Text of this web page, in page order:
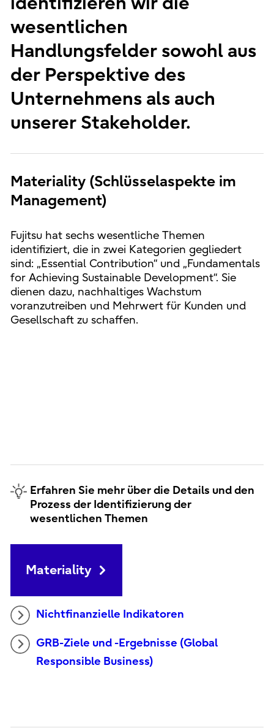
wesentlichen
Handlungsfelder sowohl aus
der Perspektive des
Unternehmens als auch
unserer Stakeholder.
Materiality (Schlüsselaspekte im
Management)
Fujitsu hat sechs wesentliche Themen
identifiziert, die in zwei Kategorien gegliedert
sind: „Essential Contribution“ und „Fundamentals
for Achieving Sustainable Development“. Sie
dienen dazu, nachhaltiges Wachstum
voranzutreiben und Mehrwert für Kunden und
Gesellschaft zu schaffen.
Erfahren Sie mehr über die Details und den
Prozess der Identifizierung der
wesentlichen Themen
Materiality
Nichtfinanzielle Indikatoren
GRB-Ziele und -Ergebnisse (Global
Responsible Business)